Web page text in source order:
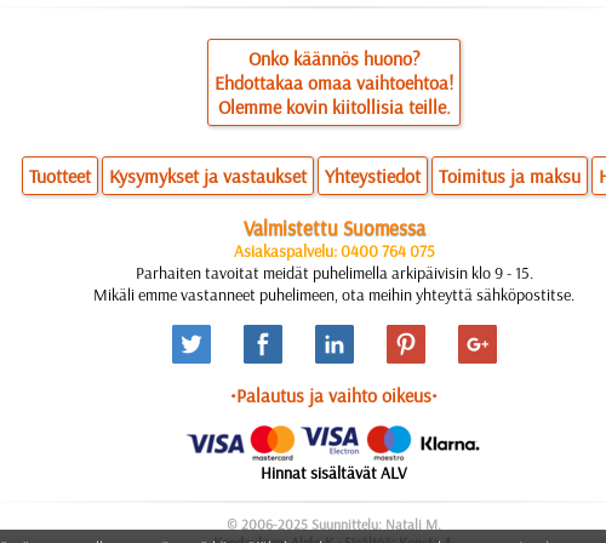
Onko käännös huono?
Ehdottakaa omaa vaihtoehtoa!
Olemme kovin kiitollisia teille.
Tuotteet Kysymykset ja vastaukset Yhteystiedot Toimitus ja maksu
Valmistettu Suomessa
Asiakaspalvelu: 0400 764 075
Parhaiten tavoitat meidät puhelimella arkipäivisin klo 9 - 15.
Mikäli emme vastanneet puhelimeen, ota meihin yhteyttä sähköpostitse.
•Palautus ja vaihto oikeus•
Hinnat sisältävät ALV
© 2006-2025 Suunnittelu: Natali M.